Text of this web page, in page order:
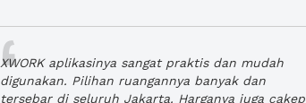
XWORK aplikasinya sangat praktis dan mudah
digunakan. Pilihan ruangannya banyak dan
tersebar di seluruh Jakarta. Harganya juga cakep